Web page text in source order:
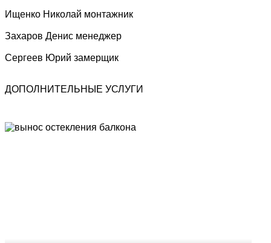
Ищенко Николай монтажник
Захаров Денис менеджер
Сергеев Юрий замерщик
ДОПОЛНИТЕЛЬНЫЕ УСЛУГИ